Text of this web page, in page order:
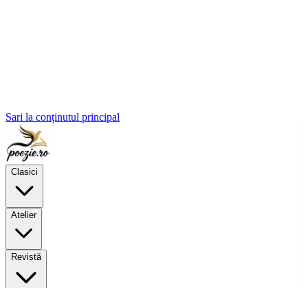
Sari la conținutul principal
Clasici
Atelier
Revistă